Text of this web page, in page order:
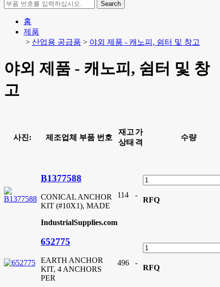
Search
홈
제품
> 산업용 공급품 > 야외 제품 - 캐노피, 쉼터 및 창고
야외 제품 - 캐노피, 쉼터 및 창
고
사진: 제조업체 부품 번호
재고
상태
가
격
수량
B1377588
CONICAL ANCHOR
KIT (#10X1), MADE
IndustrialSupplies.com
114 -
RFQ
652775
EARTH ANCHOR
KIT, 4 ANCHORS
PER
496 -
RFQ